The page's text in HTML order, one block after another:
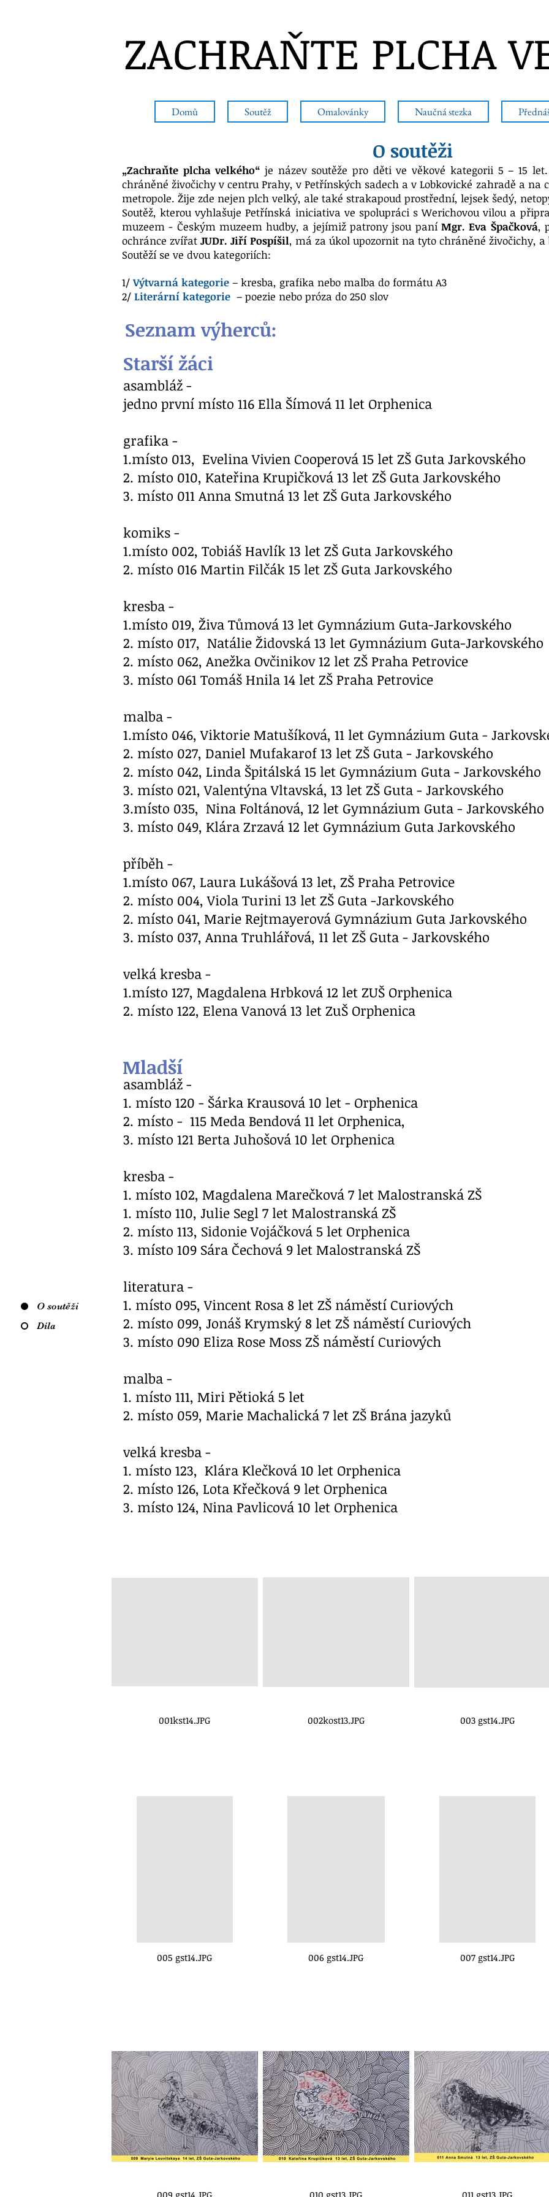
ZACHRAŇTE PLCHA
Domů Soutěž Omalovánky Naučná stezka
O soutěži
Díla
O soutěži
„Zachraňte plcha velkého“ je název soutěže pro děti ve věkové kategorii 5 – 15
chráněné živočichy v centru Prahy, v Petřínských sadech a v Lobkovické zahradě a
metropole. Žije zde nejen plch velký, ale také strakapoud prostřední, lejsek šedý,
Soutěž, kterou vyhlašuje Petřínská iniciativa ve spolupráci s Werichovou vilou a
muzeem - Českým muzeem hudby, a jejímiž patrony jsou paní Mgr. Eva Špačková,
ochránce zvířat JUDr. Jiří Pospíšil, má za úkol upozornit na tyto chráněné živočichy,
Soutěží se ve dvou kategoriích:
1/Výtvarná kategorie – kresba, grafika nebo malba do formátu A3
2/ Literární kategorie – poezie nebo próza do 250 slov
Seznam výherců:
Starší žáci
asambláž -
jedno první místo 116 Ella Šímová 11 let Orphenica
grafika -
1.místo 013, Evelina Vivien Cooperová 15 let ZŠ Guta Jarkovského
2. místo 010, Kateřina Krupičková 13 let ZŠ Guta Jarkovského
3. místo 011 Anna Smutná 13 let ZŠ Guta Jarkovského
komiks -
1.místo 002, Tobiáš Havlík 13 let ZŠ Guta Jarkovského
2. místo 016 Martin Filčák 15 let ZŠ Guta Jarkovského
kresba -
1.místo 019, Živa Tůmová 13 let Gymnázium Guta-Jarkovského
2. místo 017, Natálie Židovská 13 let Gymnázium Guta-Jarkovského
2. místo 062, Anežka Ovčinikov 12 let ZŠ Praha Petrovice
3. místo 061 Tomáš Hnila 14 let ZŠ Praha Petrovice
malba -
1.místo 046, Viktorie Matušíková, 11 let Gymnázium Guta -
2. místo 027, Daniel Mufakarof 13 let ZŠ Guta - Jarkovského
2. místo 042, Linda Špitálská 15 let Gymnázium Guta - Jarkovského
3. místo 021, Valentýna Vltavská, 13 let ZŠ Guta - Jarkovského
3.místo 035, Nina Foltánová, 12 let Gymnázium Guta -
3. místo 049, Klára Zrzavá 12 let Gymnázium Guta Jarkovského
příběh -
1.místo 067, Laura Lukášová 13 let, ZŠ Praha Petrovice
2. místo 004, Viola Turini 13 let ZŠ Guta -Jarkovského
2. místo 041, Marie Rejtmayerová Gymnázium Guta Jarkovského
3. místo 037, Anna Truhlářová, 11 let ZŠ Guta - Jarkovského
velká kresba -
1.místo 127, Magdalena Hrbková 12 let ZUŠ Orphenica
2. místo 122, Elena Vanová 13 let ZuŠ Orphenica
asambláž -
1. místo 120 - Šárka Krausová 10 let - Orphenica
2. místo - 115 Meda Bendová 11 let Orphenica,
3. místo 121 Berta Juhošová 10 let Orphenica
kresba -
1. místo 102, Magdalena Marečková 7 let Malostranská ZŠ
1. místo 110, Julie Segl 7 let Malostranská ZŠ
2. místo 113, Sidonie Vojáčková 5 let Orphenica
3. místo 109 Sára Čechová 9 let Malostranská ZŠ
literatura -
1. místo 095, Vincent Rosa 8 let ZŠ náměstí Curiových
2. místo 099, Jonáš Krymský 8 let ZŠ náměstí Curiových
3. místo 090 Eliza Rose Moss ZŠ náměstí Curiových
malba -
1. místo 111, Miri Pětioká 5 let
2. místo 059, Marie Machalická 7 let ZŠ Brána jazyků
velká kresba -
1. místo 123, Klára Klečková 10 let Orphenica
2. místo 126, Lota Křečková 9 let Orphenica
3. místo 124, Nina Pavlicová 10 let Orphenica
Mladší
001kst14.JPG 002kost13.JPG 003 gst14.JPG
005 gst14.JPG 006 gst14.JPG 007 gst14.JPG
009 gst14.JPG 010 gst13.JPG 011 gst13.JPG